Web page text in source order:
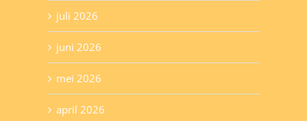
juli 2026
juni 2026
mei 2026
april 2026